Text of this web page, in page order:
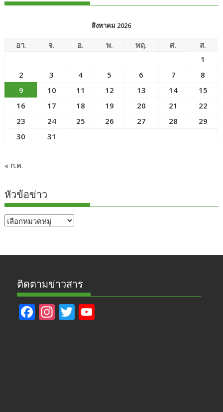
สิงหาคม 2026
อา. จ. อ. พ. พฤ. ศ.
ส.
1
2
3 4 5 6 7
8
9
10 11 12 13 14
15
16
17 18 19 20 21
22
23
24 25 26 27 28
29
30
31
« ก.ค.
หัวข้อข่าว
หัวข้อ
ติดตามข่าวสาร
F In T